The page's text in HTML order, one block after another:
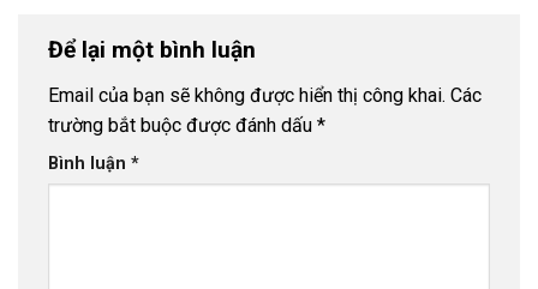
Để lại một bình luận
Email của bạn sẽ không được hiển thị công khai. Các
trường bắt buộc được đánh dấu *
Bình luận *